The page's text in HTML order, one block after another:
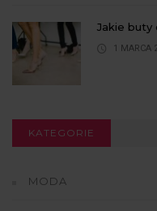
Jakie buty
1 MARCA
KATEGORIE
MODA